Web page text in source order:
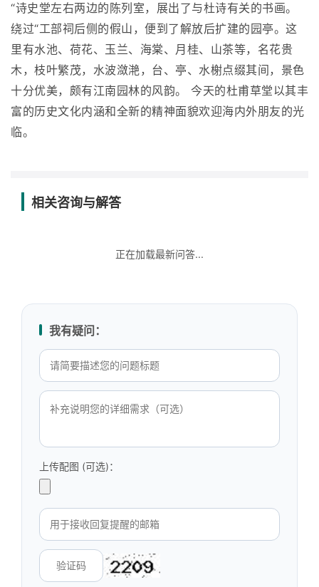
“诗史堂左右两边的陈列室，展出了与杜诗有关的书画。
绕过“工部祠后侧的假山，便到了解放后扩建的园亭。这
里有水池、荷花、玉兰、海棠、月桂、山茶等，名花贵
木，枝叶繁茂，水波潋滟，台、亭、水榭点缀其间，景色
十分优美，颇有江南园林的风韵。 今天的杜甫草堂以其丰
富的历史文化内涵和全新的精神面貌欢迎海内外朋友的光
临。
相关咨询与解答
正在加载最新问答...
我有疑问：
上传配图 (可选)：